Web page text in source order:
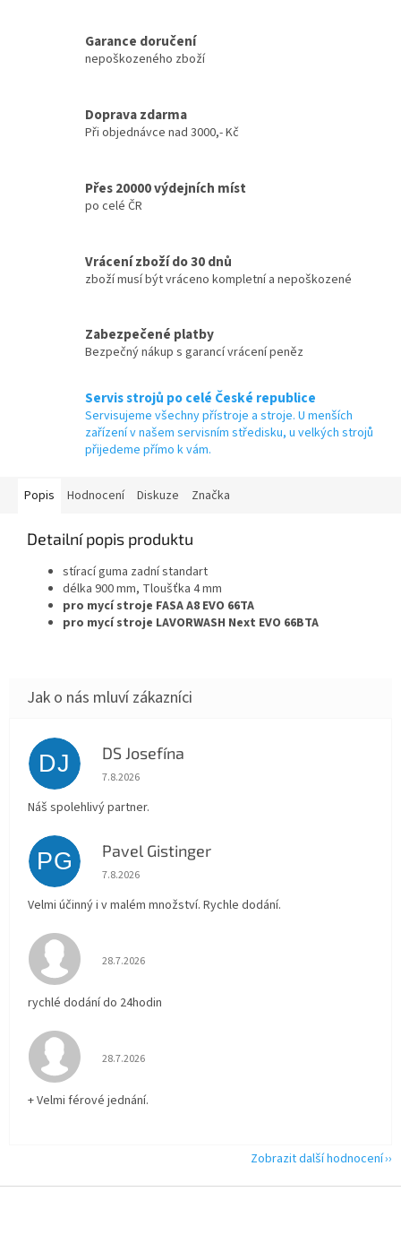
Garance doručení
nepoškozeného zboží
Doprava zdarma
Při objednávce nad 3000,- Kč
Přes 20000 výdejních míst
po celé ČR
Vrácení zboží do 30 dnů
zboží musí být vráceno kompletní a nepoškozené
Zabezpečené platby
Bezpečný nákup s garancí vrácení peněz
Servis strojů po celé České republice
Servisujeme všechny přístroje a stroje. U menších
zařízení v našem servisním středisku, u velkých strojů
přijedeme přímo k vám.
Popis Hodnocení Diskuze Značka
Detailní popis produktu
stírací guma zadní standart
délka 900 mm, Tloušťka 4 mm
pro mycí stroje FASA A8 EVO 66TA
pro mycí stroje LAVORWASH Next EVO 66BTA
DJ DS Josefína
Hodnocení obchodu je 5 z 5 hvězdiček.
7.8.2026
Náš spolehlivý partner.
PG Pavel Gistinger
Hodnocení obchodu je 5 z 5 hvězdiček.
7.8.2026
Velmi účinný i v malém množství. Rychle dodání.
Hodnocení obchodu je 5 z 5 hvězdiček.
28.7.2026
rychlé dodání do 24hodin
Hodnocení obchodu je 5 z 5 hvězdiček.
28.7.2026
+ Velmi férové jednání.
Zobrazit další hodnocení